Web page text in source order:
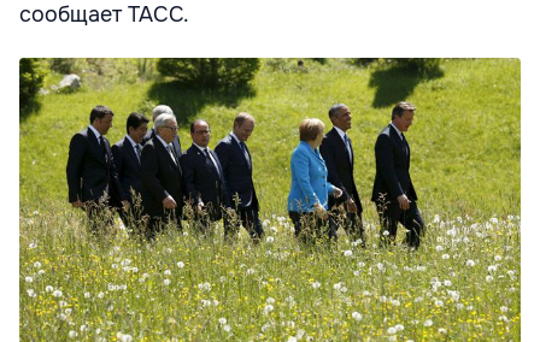
сообщает ТАСС.